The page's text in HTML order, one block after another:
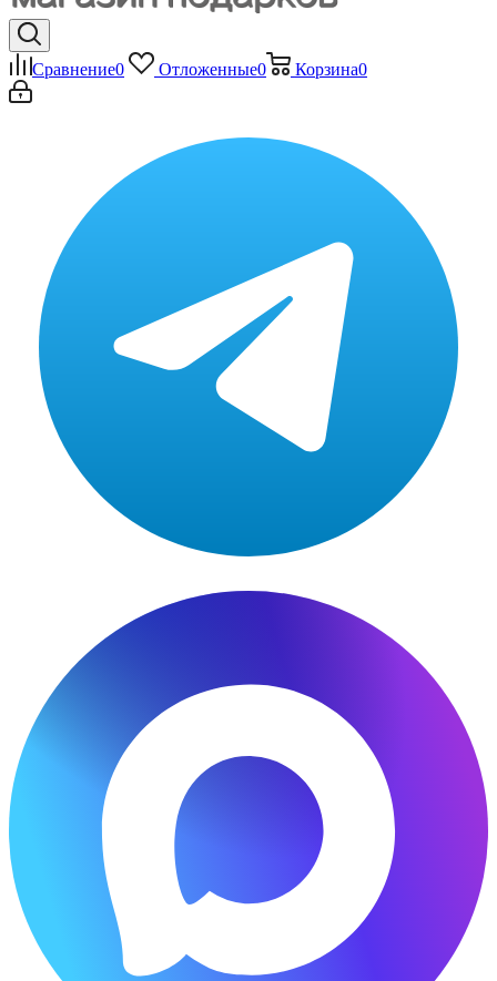
Сравнение0 Отложенные0 Корзина0